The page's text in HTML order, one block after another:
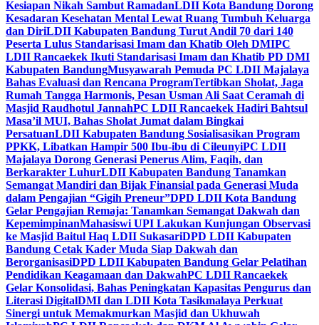
Kesiapan Nikah Sambut RamadanLDII Kota Bandung Dorong
Kesadaran Kesehatan Mental Lewat Ruang Tumbuh Keluarga
dan DiriLDII Kabupaten Bandung Turut Andil 70 dari 140
Peserta Lulus Standarisasi Imam dan Khatib Oleh DMIPC
LDII Rancaekek Ikuti Standarisasi Imam dan Khatib PD DMI
Kabupaten BandungMusyawarah Pemuda PC LDII Majalaya
Bahas Evaluasi dan Rencana ProgramTertibkan Sholat, Jaga
Rumah Tangga Harmonis, Pesan Usman Ali Saat Ceramah di
Masjid Raudhotul JannahPC LDII Rancaekek Hadiri Bahtsul
Masa’il MUI, Bahas Sholat Jumat dalam Bingkai
PersatuanLDII Kabupaten Bandung Sosialisasikan Program
PPKK, Libatkan Hampir 500 Ibu-ibu di CileunyiPC LDII
Majalaya Dorong Generasi Penerus Alim, Faqih, dan
Berkarakter LuhurLDII Kabupaten Bandung Tanamkan
Semangat Mandiri dan Bijak Finansial pada Generasi Muda
dalam Pengajian “Gigih Preneur”DPD LDII Kota Bandung
Gelar Pengajian Remaja: Tanamkan Semangat Dakwah dan
KepemimpinanMahasiswi UPI Lakukan Kunjungan Observasi
ke Masjid Baitul Haq LDII SukasariDPD LDII Kabupaten
Bandung Cetak Kader Muda Siap Dakwah dan
BerorganisasiDPD LDII Kabupaten Bandung Gelar Pelatihan
Pendidikan Keagamaan dan DakwahPC LDII Rancaekek
Gelar Konsolidasi, Bahas Peningkatan Kapasitas Pengurus dan
Literasi DigitalDMI dan LDII Kota Tasikmalaya Perkuat
Sinergi untuk Memakmurkan Masjid dan Ukhuwah